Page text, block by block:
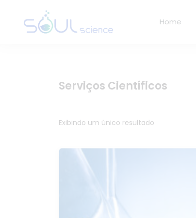
Home
Serviços Científicos
Exibindo um único resultado